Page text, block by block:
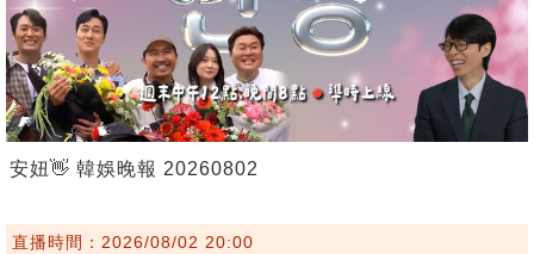
安妞👋 韓娛晚報 20260802
直播時間：2026/08/02 20:00